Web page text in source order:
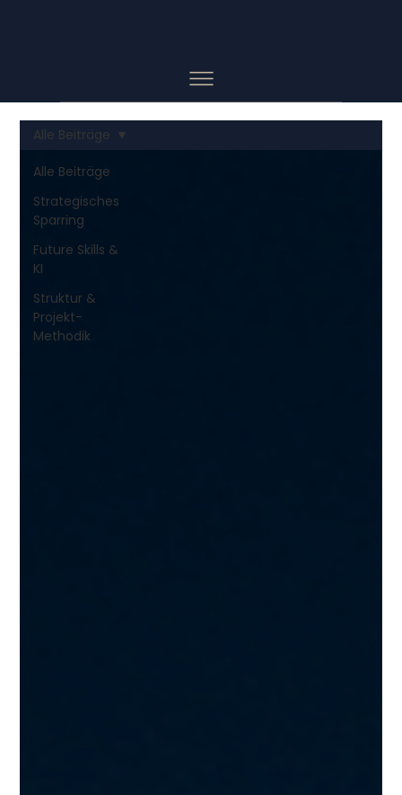
Alle Beiträge
Strategisches
Sparring
Future Skills &
KI
Struktur &
Projekt-
Methodik
Alle Beiträge